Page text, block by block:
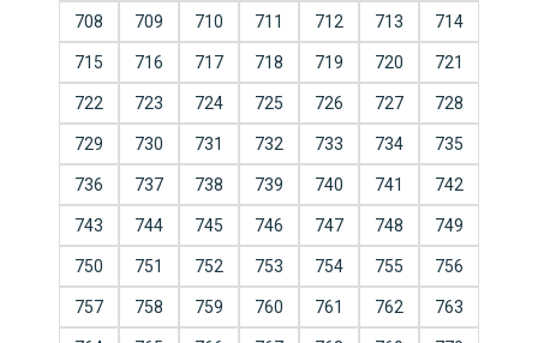
708 709 710 711 712 713 714
715 716 717 718 719 720 721
722 723 724 725 726 727 728
729 730 731 732 733 734 735
736 737 738 739 740 741 742
743 744 745 746 747 748 749
750 751 752 753 754 755 756
757 758 759 760 761 762 763